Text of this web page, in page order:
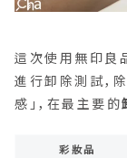
這次使用無印良
進行卸除測試，
感」，在最主要的
彩妝品